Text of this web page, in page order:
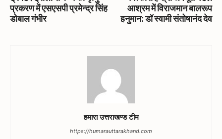
प्रकरण में एसएसपी प्रमेन्द्र सिंह
डोबाल गंभीर
आश्रम में विराजमान बालरूप
हनुमान: डॉ स्वामी संतोषानंद देव
हमारा उत्तराखण्ड टीम
https://humarauttarakhand.com